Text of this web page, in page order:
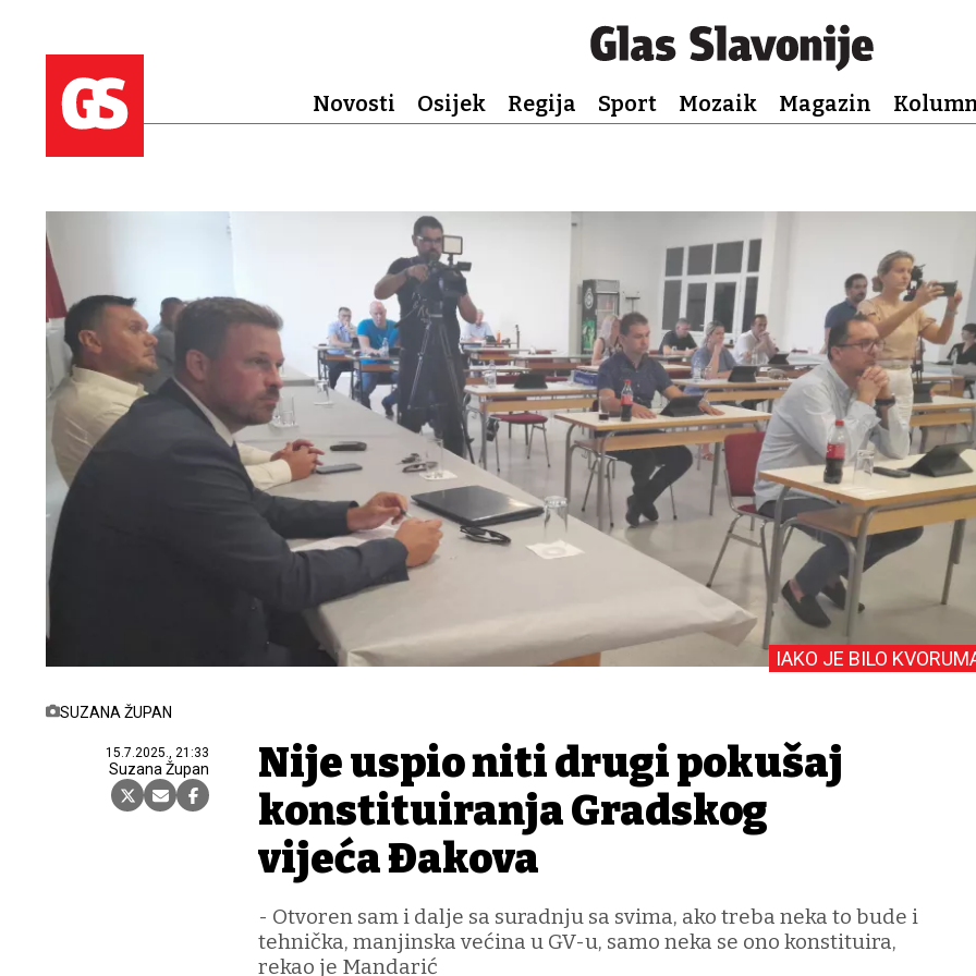
Novosti Osijek Regija Sport Mozaik Magazin
SUZANA ŽUPAN
15.7.2025., 21:33
Suzana Župan
IAKO JE BILO
Nije uspio niti drugi pokušaj
konstituiranja Gradskog
vijeća Đakova
- Otvoren sam i dalje sa suradnju sa svima, ako treba neka to bude i
tehnička, manjinska većina u GV-u, samo neka se ono konstituira,
rekao je Mandarić